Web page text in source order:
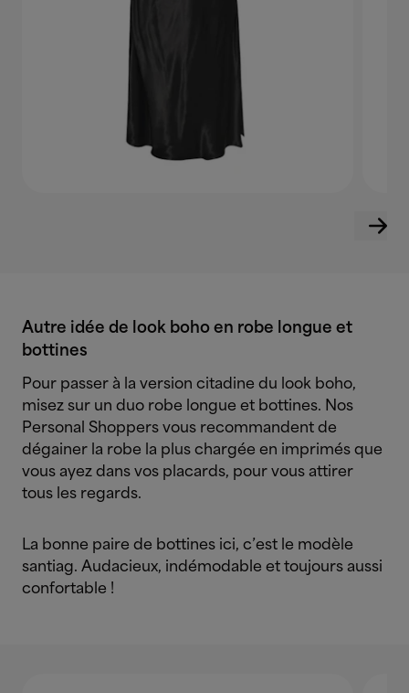
Autre idée de look boho en robe longue et
bottines
Pour passer à la version citadine du look boho,
misez sur un duo robe longue et bottines. Nos
Personal Shoppers vous recommandent de
dégainer la robe la plus chargée en imprimés que
vous ayez dans vos placards, pour vous attirer
tous les regards.
La bonne paire de bottines ici, c’est le modèle
santiag. Audacieux, indémodable et toujours aussi
confortable !